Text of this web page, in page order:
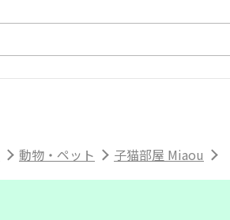
動物・ペット 子猫部屋 Miaou